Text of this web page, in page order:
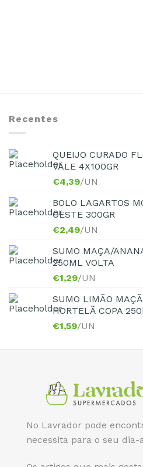
Recentes
QUEIJO CURADO
VALE 4X100GR
€4,39/UN
BOLO LAGARTOS
OESTE 300GR
€2,49/UN
SUMO MAÇA/
250ML VOLTA
€1,29/UN
SUMO LIMÃO MAÇÃ
HORTELÃ COPA
€1,59/UN
No Lavrador pode
necessita para o seu dia-